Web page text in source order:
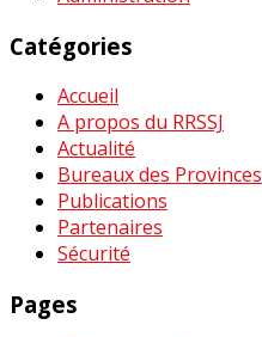
Catégories
Accueil
A propos du RRSSJ
Actualité
Bureaux des Provinces
Publications
Partenaires
Sécurité
Pages